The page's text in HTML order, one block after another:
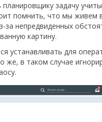
задачу
помнить, что мы
за непредвиденных
картину.
устанавливать для
же, в таком случае